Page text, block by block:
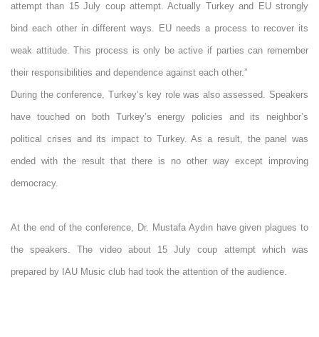
attempt than 15 July coup attempt. Actually Turkey and EU strongly
bind each other in different ways. EU needs a process to recover its
weak attitude. This process is only be active if parties can remember
their responsibilities and dependence against each other.”
During the conference, Turkey’s key role was also assessed. Speakers
have touched on both Turkey’s energy policies and its neighbor’s
political crises and its impact to Turkey. As a result, the panel was
ended with the result that there is no other way except improving
democracy.
At the end of the conference, Dr. Mustafa Aydın have given plagues to
the speakers. The video about 15 July coup attempt which was
prepared by IAU Music club had took the attention of the audience.